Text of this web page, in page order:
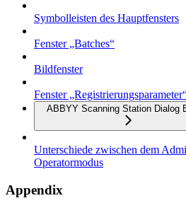
Symbolleisten des Hauptfensters
Fenster „Batches“
Bildfenster
Fenster
ABBYY Scanning Station Dialog
Unterschiede zwischen dem
Operatormodus
Appendix